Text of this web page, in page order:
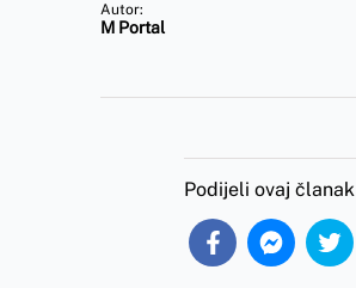
Autor:
M Portal
Podijeli ovaj članak